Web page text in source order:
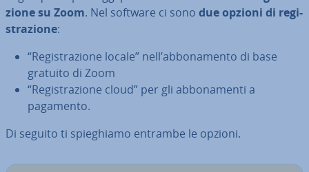
zio­ne su Zoom. Nel software ci sono due opzioni di re­gi­
stra­zio­ne:
“Re­gi­stra­zio­ne locale” nell’ab­bo­na­men­to di base
gratuito di Zoom
“Re­gi­stra­zio­ne cloud” per gli ab­bo­na­men­ti a
pagamento.
Di seguito ti spie­ghia­mo entrambe le opzioni.